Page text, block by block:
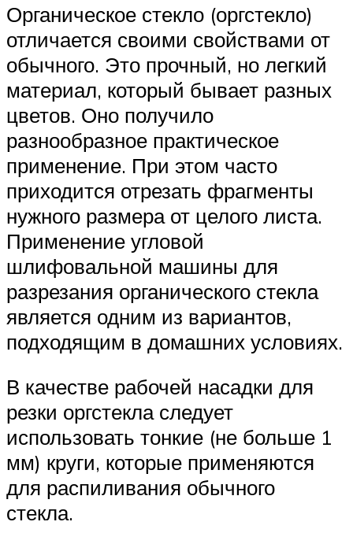
Органическое стекло (оргстекло)
отличается своими свойствами от
обычного. Это прочный, но легкий
материал, который бывает разных
цветов. Оно получило
разнообразное практическое
применение. При этом часто
приходится отрезать фрагменты
нужного размера от целого листа.
Применение угловой
шлифовальной машины для
разрезания органического стекла
является одним из вариантов,
подходящим в домашних условиях.
В качестве рабочей насадки для
резки оргстекла следует
использовать тонкие (не больше 1
мм) круги, которые применяются
для распиливания обычного
стекла.